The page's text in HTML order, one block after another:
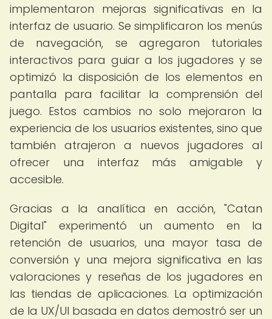
implementaron mejoras significativas en la
interfaz de usuario. Se simplificaron los menús
de navegación, se agregaron tutoriales
interactivos para guiar a los jugadores y se
optimizó la disposición de los elementos en
pantalla para facilitar la comprensión del
juego. Estos cambios no solo mejoraron la
experiencia de los usuarios existentes, sino que
también atrajeron a nuevos jugadores al
ofrecer una interfaz más amigable y
accesible.
Gracias a la analítica en acción, "Catan
Digital" experimentó un aumento en la
retención de usuarios, una mayor tasa de
conversión y una mejora significativa en las
valoraciones y reseñas de los jugadores en
las tiendas de aplicaciones. La optimización
de la UX/UI basada en datos demostró ser un